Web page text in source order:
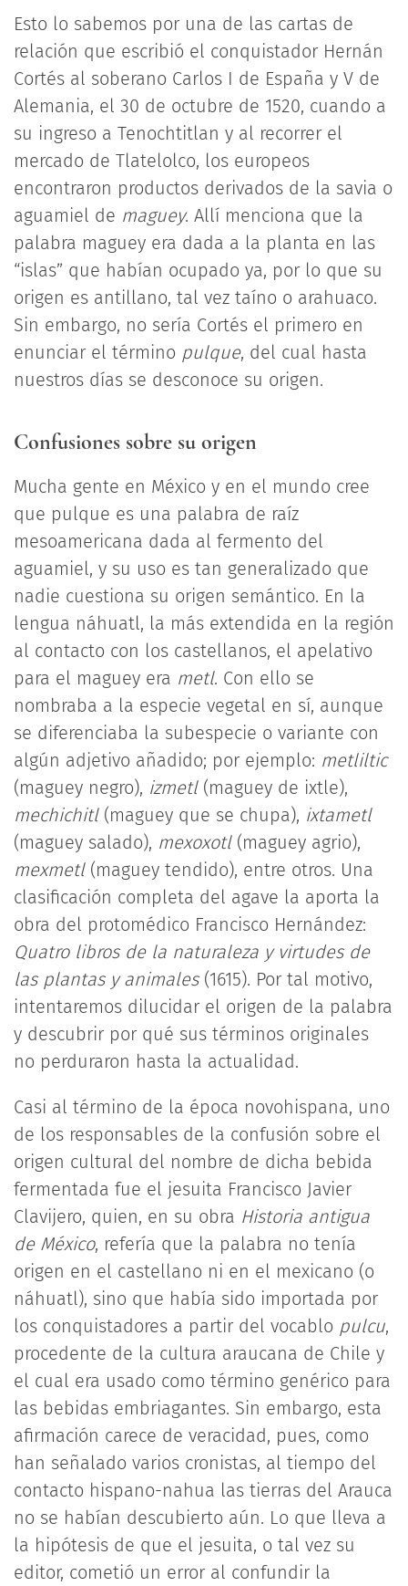
Esto lo sabemos por una de las cartas de
relación que escribió el conquistador Hernán
Cortés al soberano Carlos I de España y V de
Alemania, el 30 de octubre de 1520, cuando a
su ingreso a Tenochtitlan y al recorrer el
mercado de Tlatelolco, los europeos
encontraron productos derivados de la savia o
aguamiel de maguey. Allí menciona que la
palabra maguey era dada a la planta en las
“islas” que habían ocupado ya, por lo que su
origen es antillano, tal vez taíno o arahuaco.
Sin embargo, no sería Cortés el primero en
enunciar el término pulque, del cual hasta
nuestros días se desconoce su origen.
Confusiones sobre su origen
Mucha gente en México y en el mundo cree
que pulque es una palabra de raíz
mesoamericana dada al fermento del
aguamiel, y su uso es tan generalizado que
nadie cuestiona su origen semántico. En la
lengua náhuatl, la más extendida en la región
al contacto con los castellanos, el apelativo
para el maguey era metl. Con ello se
nombraba a la especie vegetal en sí, aunque
se diferenciaba la subespecie o variante con
algún adjetivo añadido; por ejemplo: metliltic
(maguey negro), izmetl(maguey de ixtle),
mechichitl(maguey que se chupa), ixtametl
(maguey salado), mexoxotl (maguey agrio),
mexmetl(maguey tendido), entre otros. Una
clasificación completa del agave la aporta la
obra del protomédico Francisco Hernández:
Quatro libros de la naturaleza y virtudes de
las plantas y animales(1615). Por tal motivo,
intentaremos dilucidar el origen de la palabra
y descubrir por qué sus términos originales
no perduraron hasta la actualidad.
Casi al término de la época novohispana, uno
de los responsables de la confusión sobre el
origen cultural del nombre de dicha bebida
fermentada fue el jesuita Francisco Javier
Clavijero, quien, en su obra Historia antigua
de México, refería que la palabra no tenía
origen en el castellano ni en el mexicano (o
náhuatl), sino que había sido importada por
los conquistadores a partir del vocablo pulcu,
procedente de la cultura araucana de Chile y
el cual era usado como término genérico para
las bebidas embriagantes. Sin embargo, esta
afirmación carece de veracidad, pues, como
han señalado varios cronistas, al tiempo del
contacto hispano-nahua las tierras del Arauca
no se habían descubierto aún. Lo que lleva a
la hipótesis de que el jesuita, o tal vez su
editor, cometió un error al confundir la